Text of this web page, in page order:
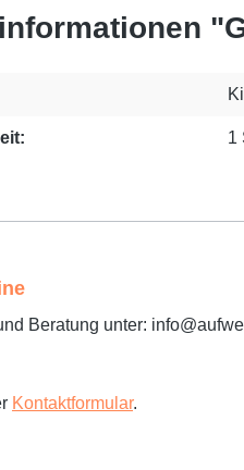
1
Beratung unter:
Kontaktformular.